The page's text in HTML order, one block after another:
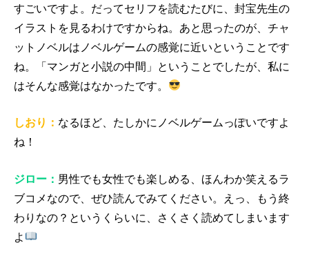
すごいですよ。だってセリフを読むたびに、封宝先生の
イラストを見るわけですからね。あと思ったのが、チャ
ットノベルはノベルゲームの感覚に近いということです
ね。「マンガと小説の中間」ということでしたが、私に
はそんな感覚はなかったです。
しおり： なるほど、たしかにノベルゲームっぽいですよ
ね！
ジロー： 男性でも女性でも楽しめる、ほんわか笑えるラ
ブコメなので、ぜひ読んでみてください。えっ、もう終
わりなの？というくらいに、さくさく読めてしまいます
よ